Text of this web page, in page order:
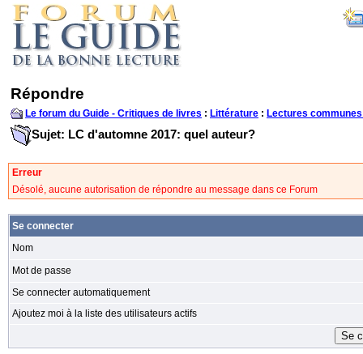
Répondre
Le forum du Guide - Critiques de livres : Littérature : Lectures
Sujet: LC d'automne 2017: quel auteur?
Erreur
Désolé, aucune autorisation de répondre au message dans ce Forum
Se connecter
Nom
Mot de passe
Se connecter automatiquement
Ajoutez moi à la liste des utilisateurs actifs